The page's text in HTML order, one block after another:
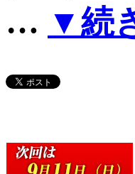
… ▼続